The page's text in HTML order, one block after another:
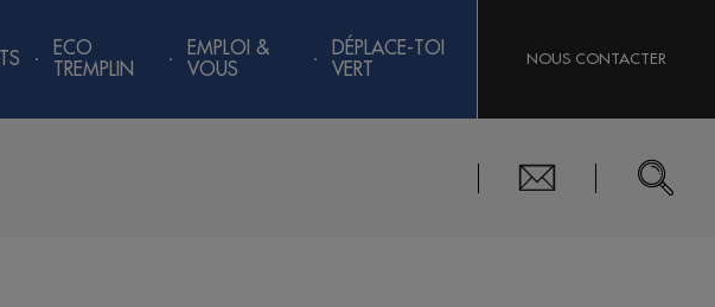
ECO
TREMPLIN
EMPLOI &
VOUS
DÉPLACE-TOI
VERT
NOUS CONTACTER